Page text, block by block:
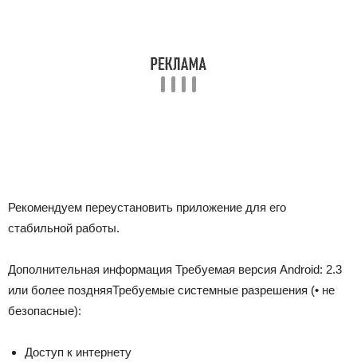
Рекомендуем переустановить приложение для его
стабильной работы.
Дополнительная информация Требуемая версия Android: 2.3
или более поздняяТребуемые системные разрешения (• не
безопасные):
Доступ к интернету